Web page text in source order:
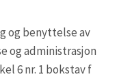
og benyttelse av
og administrasjon
6 nr. 1 bokstav f